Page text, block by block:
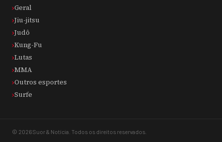
Geral
Jiu-jitsu
Judô
Kung-Fu
Lutas
MMA
Outros esportes
Surfe
© 2026 Suor & Notícia. Todos os direitos reservados.